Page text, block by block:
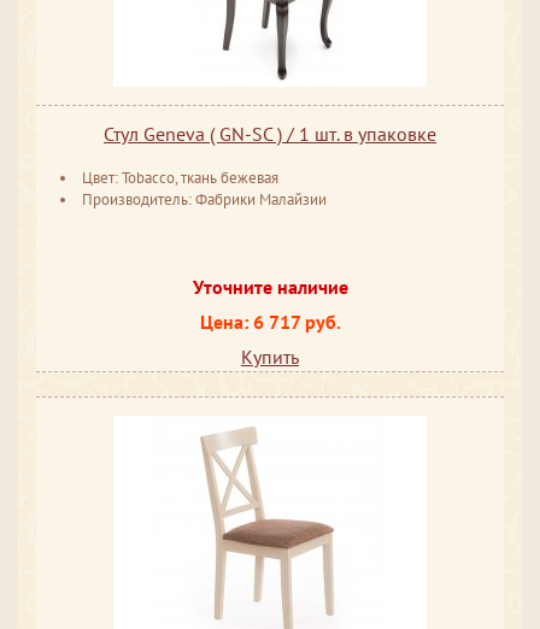
Стул Geneva ( GN-SC ) / 1 шт. в упаковке
Цвет: Tobacco, ткань бежевая
Производитель: Фабрики Малайзии
Уточните наличие
Цена: 6 717 руб.
Купить